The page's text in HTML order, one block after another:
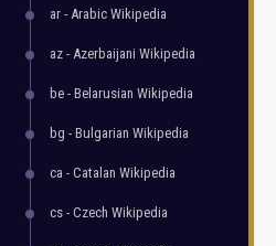
ar - Arabic Wikipedia
az - Azerbaijani Wikipedia
be - Belarusian Wikipedia
bg - Bulgarian Wikipedia
ca - Catalan Wikipedia
cs - Czech Wikipedia